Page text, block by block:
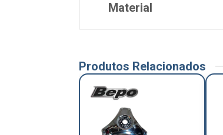
Material
Produtos Relacionados